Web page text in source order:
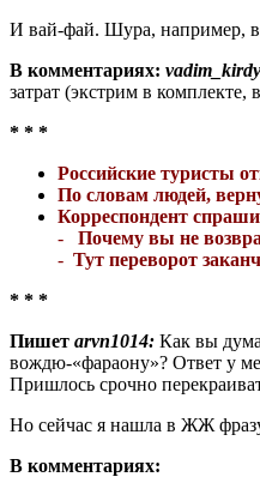
И вай-фай. Шура, например,
В комментариях: vadim
затрат (экстрим в комплек­те,
* * *
Российские туристы
По словам людей,
Корреспондент
- Почему вы не
- Тут переворот
* * *
Пишет arvn1014: Как вы
вождю-«фараону»? Ответ у
Пришлось срочно
Но сейчас я нашла в ЖЖ
В комментариях: